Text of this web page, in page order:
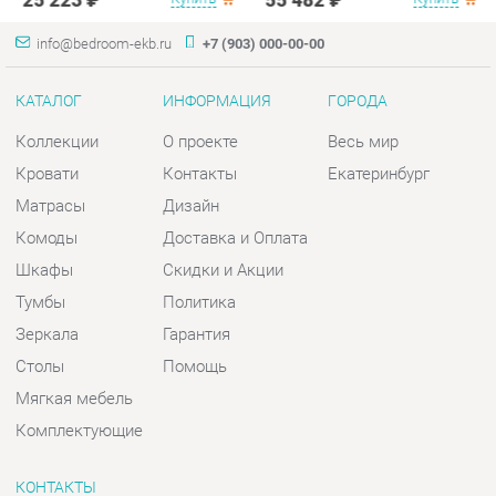
Кровати
Матрасы
Комоды
Шкафы
Тумбы
Контакты
Дизайн
Доставка и Оплата
Скидки и Акции
Политика
Екатеринбург
КОНТАКТЫ
Шоурум и склад самовывоза
Адрес: г. Екатеринбург, пер.
Базовый, 47
Телефон: +7 (903) 000-00-00